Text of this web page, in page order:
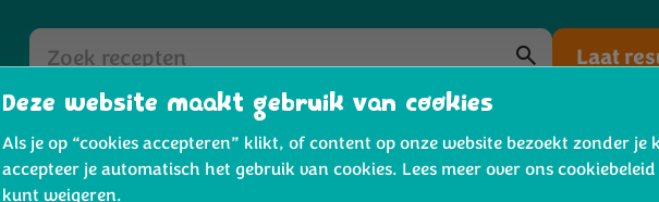
Laat
Deze website maakt gebruik van cookies
Als je op “cookies accepteren” klikt, of content op onze website bezoekt zonder je
accepteer je automatisch het gebruik van cookies. Lees meer over ons cookiebeleid
kunt weigeren.